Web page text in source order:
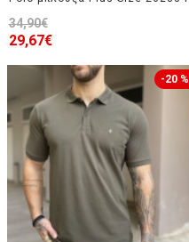
29,67€
34,90€
-20 %